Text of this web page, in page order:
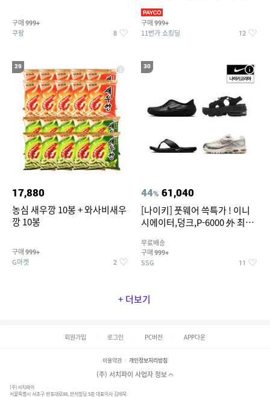
구매 999+
쿠팡 8
구매 999+
11번가 쇼킹딜 12
29
17,880
농심 새우깡 10봉 + 와사비새우
깡 10봉
구매 999+
G마켓 2
30
44% 61,040
[나이키] 풋웨어 쓱특가 ! 이니
시에이터,덩크,P-6000 外 최대
무료배송
구매 999+
SSG 11
+ 더보기
회원가입 로그인 PC버전 APP다운
이용약관 개인정보처리방침
(주) 서치파이 사업자 정보
(주)서치파이
서울특별시 서초구 반포대로88, 반석빌딩 5층 대표이사 김태묵